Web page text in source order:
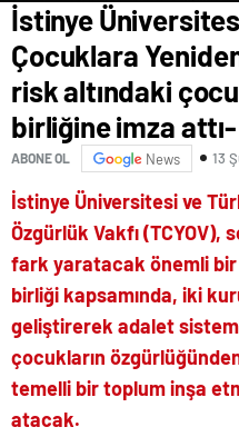
İstinye
Çocuklara
risk altındaki
birliğine imza
ABONE OL News 13
İstinye Üniversitesi ve
Özgürlük Vakfı (TCYOV),
fark yaratacak önemli bir
birliği kapsamında, iki
geliştirerek adalet
çocukların
temelli bir toplum inşa
atacak.